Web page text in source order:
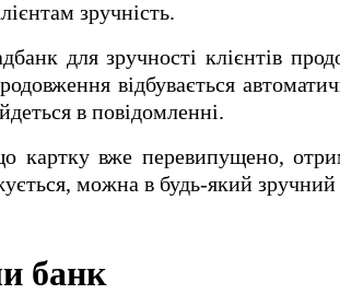
зручність.
для зручності клієнтів
відбувається
в повідомленні.
картку вже перевипущено,
можна в будь-який зручний
банк